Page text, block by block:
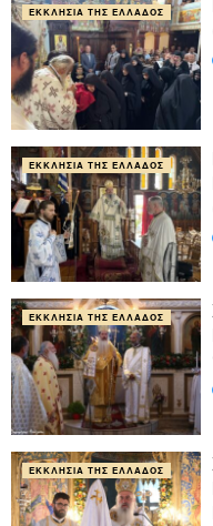
ΕΚΚΛΗΣΊΑ ΤΗΣ ΕΛΛΆΔΟΣ
ΕΚΚΛΗΣΊΑ ΤΗΣ ΕΛΛΆΔΟΣ
ΕΚΚΛΗΣΊΑ ΤΗΣ ΕΛΛΆΔΟΣ
ΕΚΚΛΗΣΊΑ ΤΗΣ ΕΛΛΆΔΟΣ